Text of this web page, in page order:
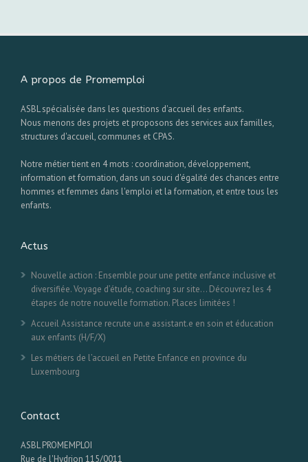
A propos de Promemploi
ASBL spécialisée dans les questions d'accueil des enfants.
Nous menons des projets et proposons des services aux familles,
structures d'accueil, communes et CPAS.
Notre métier tient en 4 mots : coordination, développement,
information et formation, dans un souci d'égalité des chances entre
hommes et femmes dans l'emploi et la formation, et entre tous les
enfants.
Actus
Nouvelle action : Ensemble pour une petite enfance inclusive et
diversifiée. Voyage d’étude, coaching sur site… Découvrez les 4
étapes de notre nouvelle formation. Places limitées !
Accueil Assistance recrute un.e assistant.e en soin et éducation
aux enfants (H/F/X)
Les métiers de l’accueil en Petite Enfance en province du
Luxembourg
Contact
ASBL PROMEMPLOI
Rue de l'Hydrion 115/0011